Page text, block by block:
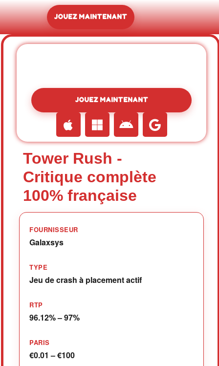
JOUEZ MAINTENANT
JOUEZ MAINTENANT
Tower Rush -
Critique complète
100% française
FOURNISSEUR
Galaxsys
TYPE
Jeu de crash à placement actif
RTP
96.12% – 97%
PARIS
€0.01 – €100